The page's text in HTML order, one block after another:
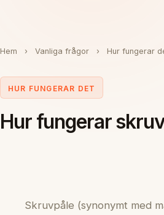
Hem › Vanliga frågor › Hur fungerar
HUR FUNGERAR DET
Hur fungerar
Skruvpåle (synonymt med